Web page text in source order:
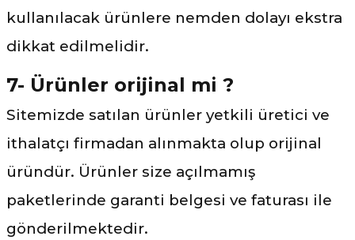
kullanılacak ürünlere nemden dolayı ekstra
dikkat edilmelidir.
7- Ürünler orijinal mi ?
Sitemizde satılan ürünler yetkili üretici ve
ithalatçı firmadan alınmakta olup orijinal
üründür. Ürünler size açılmamış
paketlerinde garanti belgesi ve faturası ile
gönderilmektedir.